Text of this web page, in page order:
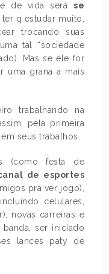
de vida seráse
q estudar muito,
trocando suas
tal “sociedade
Mas se ele for
uma grana a mais
trabalhando na
pela primeira
seus trabalhos.
(como festa de
de esportes
pra ver jogo),
celulares,
novas carreiras e
ser iniciado
lances paty de